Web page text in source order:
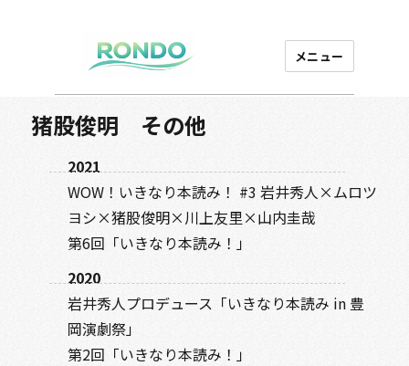
ロンド
芸能プロダクション
メニュー
猪股俊明 その他
2021
WOW！いきなり本読み！ #3 岩井秀人×ムロツ
ヨシ×猪股俊明×川上友里×山内圭哉
第6回「いきなり本読み！」
2020
岩井秀人プロデュース「いきなり本読み in 豊
岡演劇祭」
第2回「いきなり本読み！」